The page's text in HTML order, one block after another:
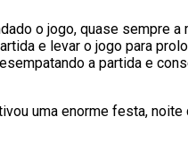
o jogo, quase sempre a
e levar o jogo para
a partida e
uma enorme festa,